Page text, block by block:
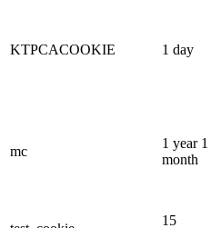
KTPCACOOKIE 1 day
mc
1 year 1
month
15